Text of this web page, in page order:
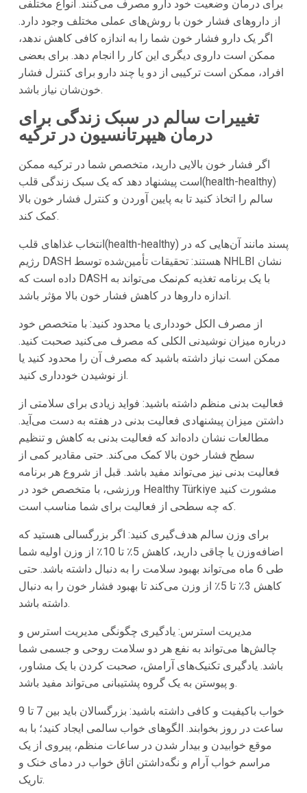
برای درمان وضعیت خود دارو مصرف می‌کنند. انواع مختلفی
از داروهای فشار خون با روش‌های عملی مختلف وجود دارد.
اگر یک دارو فشار خون شما را به اندازه کافی کاهش ندهد،
ممکن است داروی دیگری این کار را انجام دهد. برای بعضی
افراد، ممکن است ترکیبی از دو یا چند دارو برای کنترل فشار
خون‌شان نیاز باشد.
تغییرات سالم در سبک زندگی برای
درمان هیپرتانسیون در ترکیه
اگر فشار خون بالایی دارید، متخصص شما درترکیه ممکن
است پیشنهاد دهد که یک سبک زندگی قلب‌(health-healthy)
سالم را اتخاذ کنید تا به پایین آوردن و کنترل فشار خون بالا
کمک کند.
انتخاب غذاهای قلب‌(health-healthy) پسند مانند آن‌هایی که در
رژیم DASH هستند: تحقیقات تأمین‌شده توسط NHLBI نشان
داده است که DASH با یک برنامه تغذیه کم‌نمک می‌تواند به
اندازه داروها در کاهش فشار خون بالا مؤثر باشد.
از مصرف الکل خودداری یا محدود کنید: با متخصص خود
درباره میزان نوشیدنی الکلی که مصرف می‌کنید صحبت کنید.
ممکن است نیاز داشته باشید که مصرف آن را محدود کنید یا
از نوشیدن خودداری کنید.
فعالیت بدنی منظم داشته باشید: فواید زیادی برای سلامتی از
داشتن میزان پیشنهادی فعالیت بدنی در هفته به دست می‌آید.
مطالعات نشان داده‌اند که فعالیت بدنی به کاهش و تنظیم
سطح فشار خون بالا کمک می‌کند. حتی مقادیر کمی از
فعالیت بدنی نیز می‌تواند مفید باشد. قبل از شروع هر برنامه
Healthy Türkiye
که چه سطحی از فعالیت برای شما مناسب است.
برای وزن سالم هدف‌گیری کنید: اگر بزرگسالی هستید که
اضافه‌وزن یا چاقی دارید، کاهش 5٪ تا 10٪ از وزن اولیه شما
طی 6 ماه می‌تواند بهبود سلامت را به دنبال داشته باشد. حتی
کاهش 3٪ تا 5٪ از وزن می‌کند تا بهبود فشار خون را به دنبال
داشته باشد.
مدیریت استرس: یادگیری چگونگی مدیریت استرس و
چالش‌ها می‌تواند به نفع هر دو سلامت روحی و جسمی شما
باشد. یادگیری تکنیک‌های آرامش، صحبت کردن با یک مشاور،
و پیوستن به یک گروه پشتیبانی می‌تواند مفید باشد.
خواب باکیفیت و کافی داشته باشید: بزرگسالان باید بین 7 تا 9
ساعت در روز بخوابند. الگوهای خواب سالمی ایجاد کنید؛ با به
موقع خوابیدن و بیدار شدن در ساعات منظم، پیروی از یک
مراسم خواب آرام و نگه‌داشتن اتاق خواب در دمای خنک و
تاریک.